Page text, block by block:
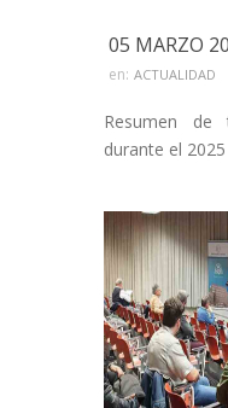
05 MARZO
en: ACTUALIDAD
Resumen
durante el 2025